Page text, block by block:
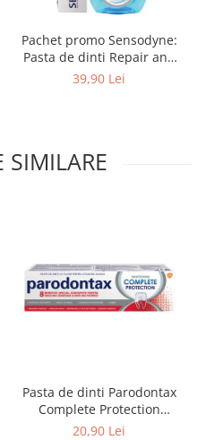
Pachet promo Sensodyne:
Pasta de dinti Repair and
Protect, 75ml + Apa de gura
39,90 Lei
SIMILARE
Pasta de dinti Parodontax
Complete Protection
Whitening, 75 ml
20,90 Lei